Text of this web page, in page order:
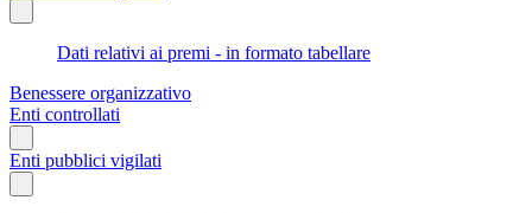
Dati relativi ai premi - in formato tabellare
Benessere organizzativo
Enti controllati
Enti pubblici vigilati